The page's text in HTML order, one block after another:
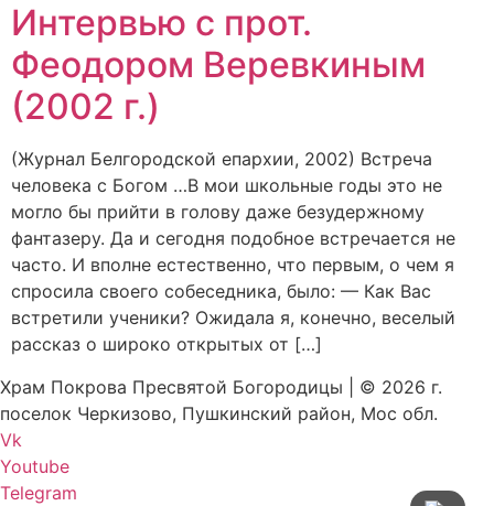
Интервью с прот.
Феодором Веревкиным
(2002 г.)
(Журнал Белгородской епархии, 2002) Встреча
человека с Богом …В мои школьные годы это не
могло бы прийти в голову даже безудержному
фантазеру. Да и сегодня подобное встречается не
часто. И вполне естественно, что первым, о чем я
спросила своего собеседника, было: — Как Вас
встретили ученики? Ожидала я, конечно, веселый
рассказ о широко открытых от […]
Храм Покрова Пресвятой Богородицы | © 2026 г.
поселок Черкизово, Пушкинский район, Мос обл.
Vk
Youtube
Telegram